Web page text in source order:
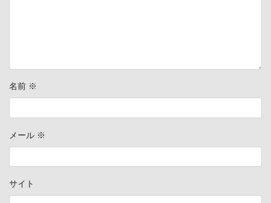
名前 ※
メール ※
サイト